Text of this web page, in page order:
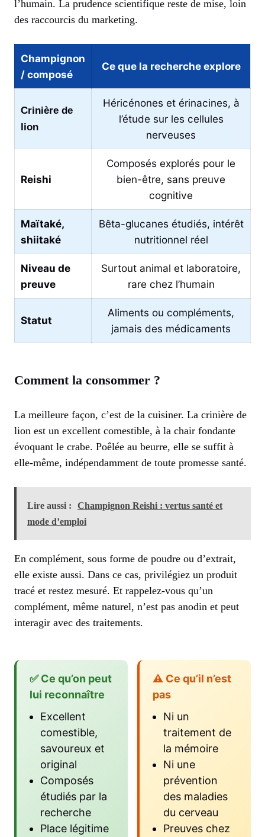
l’humain. La prudence scientifique reste de mise, loin
des raccourcis du marketing.
Champignon
/ composé
Ce que la recherche explore
Crinière de
lion
Héricénones et érinacines, à
l’étude sur les cellules
nerveuses
Reishi
Composés explorés pour le
bien-être, sans preuve
cognitive
Maïtaké,
shiitaké
Bêta-glucanes étudiés, intérêt
nutritionnel réel
Niveau de
preuve
Surtout animal et laboratoire,
rare chez l’humain
Statut
Aliments ou compléments,
jamais des médicaments
Comment la consommer ?
La meilleure façon, c’est de la cuisiner. La crinière de
lion est un excellent comestible, à la chair fondante
évoquant le crabe. Poêlée au beurre, elle se suffit à
elle-même, indépendamment de toute promesse santé.
Lire aussi :
Champignon Reishi : vertus santé et
mode d’emploi
En complément, sous forme de poudre ou d’extrait,
elle existe aussi. Dans ce cas, privilégiez un produit
tracé et restez mesuré. Et rappelez-vous qu’un
complément, même naturel, n’est pas anodin et peut
interagir avec des traitements.
✅ Ce qu’on peut
lui reconnaître
Excellent
comestible,
savoureux et
original
Composés
étudiés par la
recherche
Place légitime
⚠️ Ce qu’il n’est
pas
Ni un
traitement de
la mémoire
Ni une
prévention
des maladies
du cerveau
Preuves chez